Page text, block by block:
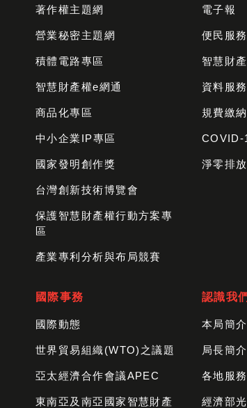
著作權主題網
營業秘密主題網
積體電路專區
智慧財產權e網通
商品化專區
中小企業IP專區
國家發明創作獎
台灣創新技術博覽會
保護智慧財產權行動方案專
區
產業專利分析與布局競賽
電子報
便民服
智慧財
資料服
規費繳
COVID-
淨零排
國際事務
國際動態
世界貿易組織(WTO)之議題
亞太經濟合作會議APEC
東南亞及南亞國家智慧財產
認識我們
本局簡介
局長簡介
各地服
經濟部